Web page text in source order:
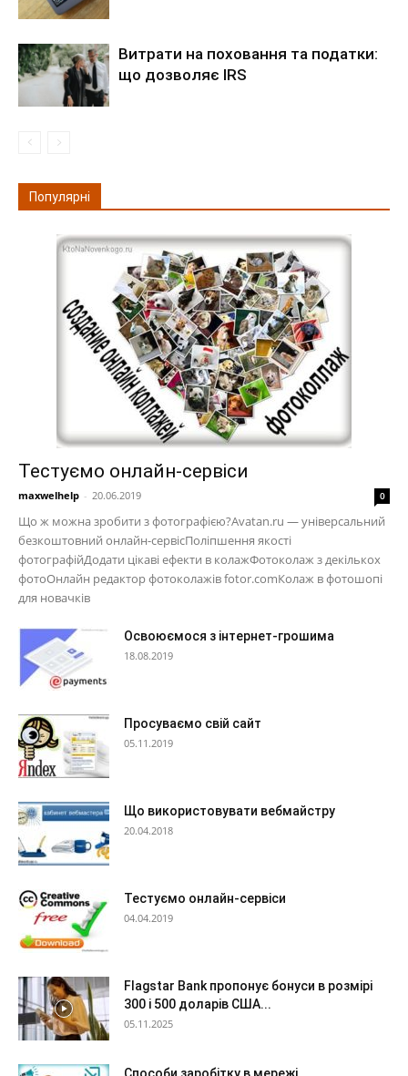
Витрати на поховання та податки:
що дозволяє IRS
Популярні
Тестуємо онлайн-сервіси
maxwelhelp - 20.06.2019 0
Що ж можна зробити з фотографією?Avatan.ru — універсальний
безкоштовний онлайн-сервісПоліпшення якості
фотографійДодати цікаві ефекти в колажФотоколаж з декількох
фотоОнлайн редактор фотоколажів fotor.comКолаж в фотошопі
для новачків
Освоюємося з інтернет-грошима
18.08.2019
Просуваємо свій сайт
05.11.2019
Що використовувати вебмайстру
20.04.2018
Тестуємо онлайн-сервіси
04.04.2019
Flagstar Bank пропонує бонуси в розмірі
300 і 500 доларів США...
05.11.2025
Способи заробітку в мережі